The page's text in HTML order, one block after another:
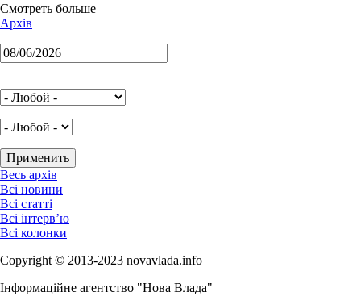
Смотреть больше
Архів
Весь архів
Всі новини
Всі статті
Всі інтерв’ю
Всі колонки
Copyright © 2013-2023 novavlada.info
Інформаційне агентство "Нова Влада"